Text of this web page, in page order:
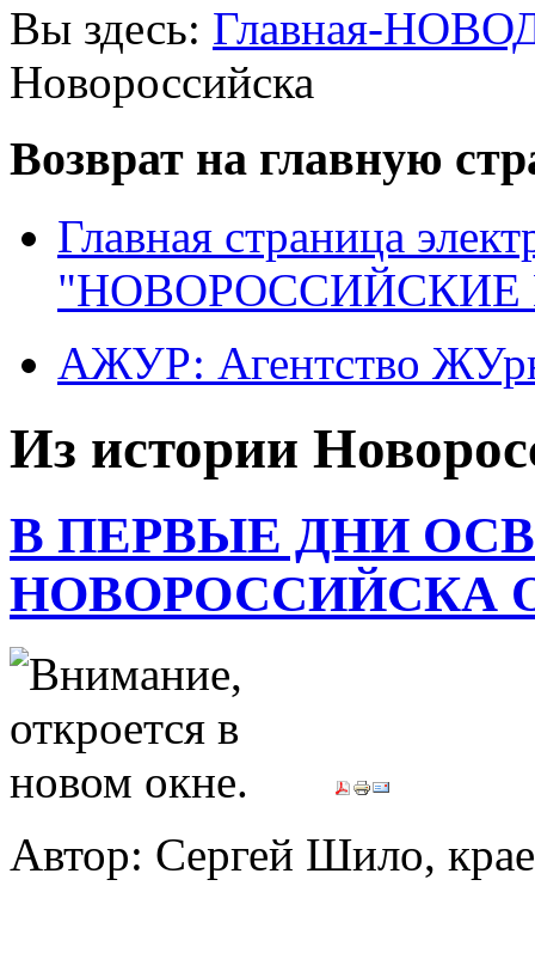
Вы здесь: Главная-
Новороссийска
Возврат на главную
Главная страница
"НОВОРОССИЙСКИЕ
АЖУР: Агентство
Из истории
В ПЕРВЫЕ ДНИ
НОВОРОССИЙСКА
Автор: Сергей Шило,